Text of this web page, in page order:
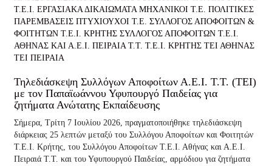
Τ.Ε.Ι. ΕΡΓΑΣΙΑΚΑ ΔΙΚΑΙΩΜΑΤΑ ΜΗΧΑΝΙΚΟΙ Τ.Ε. ΠΟΛΙΤΙΚΕΣ
ΠΑΡΕΜΒΑΣΕΙΣ ΠΤΥΧΙΟΥΧΟΙ Τ.Ε. ΣΥΛΛΟΓΟΣ ΑΠΟΦΟΙΤΩΝ &
ΦΟΙΤΗΤΩΝ Τ.Ε.Ι. ΚΡΗΤΗΣ ΣΥΛΛΟΓΟΣ ΑΠΟΦΟΙΤΩΝ Τ.Ε.Ι.
ΑΘΗΝΑΣ ΚΑΙ Α.Ε.Ι. ΠΕΙΡΑΙΑ Τ.Τ. Τ.Ε.Ι. ΚΡΗΤΗΣ ΤΕΙ ΑΘΗΝΑΣ
ΤΕΙ ΠΕΙΡΑΙΑ
Τηλεδιάσκεψη Συλλόγων Αποφοίτων Α.Ε.Ι. Τ.Τ. (ΤΕΙ)
με τον Παπαϊωάννου Υφυπουργό Παιδείας για
ζητήματα Ανώτατης Εκπαίδευσης
Σήμερα, Τρίτη 7 Ιουλίου 2026, πραγματοποιήθηκε τηλεδιάσκεψη
διάρκειας 25 λεπτών μεταξύ του Συλλόγου Αποφοίτων και Φοιτητών
Τ.Ε.Ι. Κρήτης, του Συλλόγου Αποφοίτων Τ.Ε.Ι. Αθήνας και Α.Ε.Ι.
Πειραιά Τ.Τ. και του Υφυπουργού Παιδείας, αρμόδιου για ζητήματα